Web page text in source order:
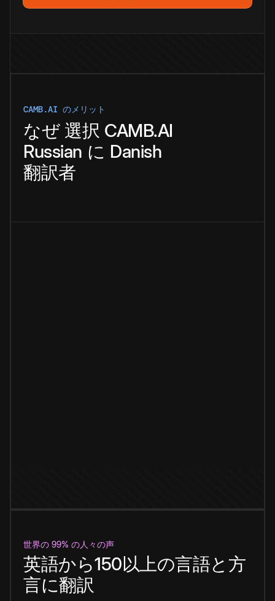
CAMB.AI のメリット
なぜ 選択 CAMB.AI
Russian に Danish
翻訳者
世界の 99% の人々の声
英語から150以上の言語と方
言に翻訳